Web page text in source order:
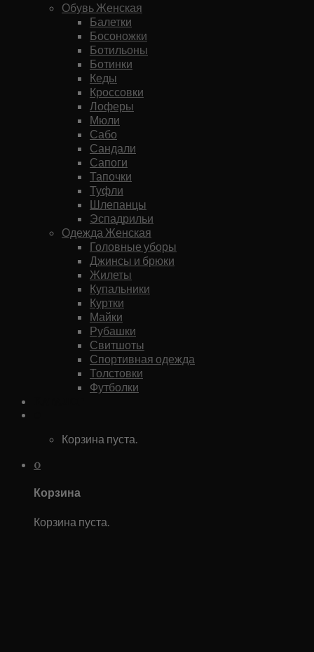
Обувь Женская
Балетки
Босоножки
Ботильоны
Ботинки
Кеды
Кроссовки
Лоферы
Мюли
Сабо
Сандали
Сапоги
Тапочки
Туфли
Шлепанцы
Эспадрильи
Одежда Женская
Головные уборы
Джинсы и брюки
Жилеты
Купальники
Куртки
Майки
Рубашки
Свитшоты
Спортивная одежда
Толстовки
Футболки
Корзина пуста.
0
Корзина
Корзина пуста.